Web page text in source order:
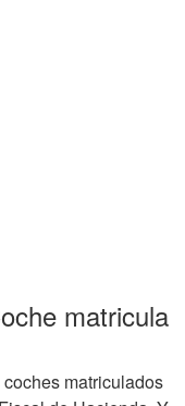
matricula
matriculados